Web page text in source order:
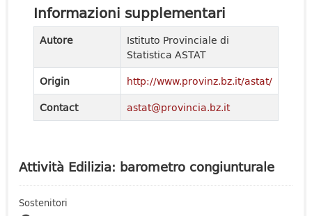
Attività Edilizia: barometro congiunturale
Sostenitori
Informazioni supplementari
Autore
Istituto Provinciale di
Statistica ASTAT
Origin
http://www.provinz.bz.it/astat/
Contact
astat@provincia.bz.it